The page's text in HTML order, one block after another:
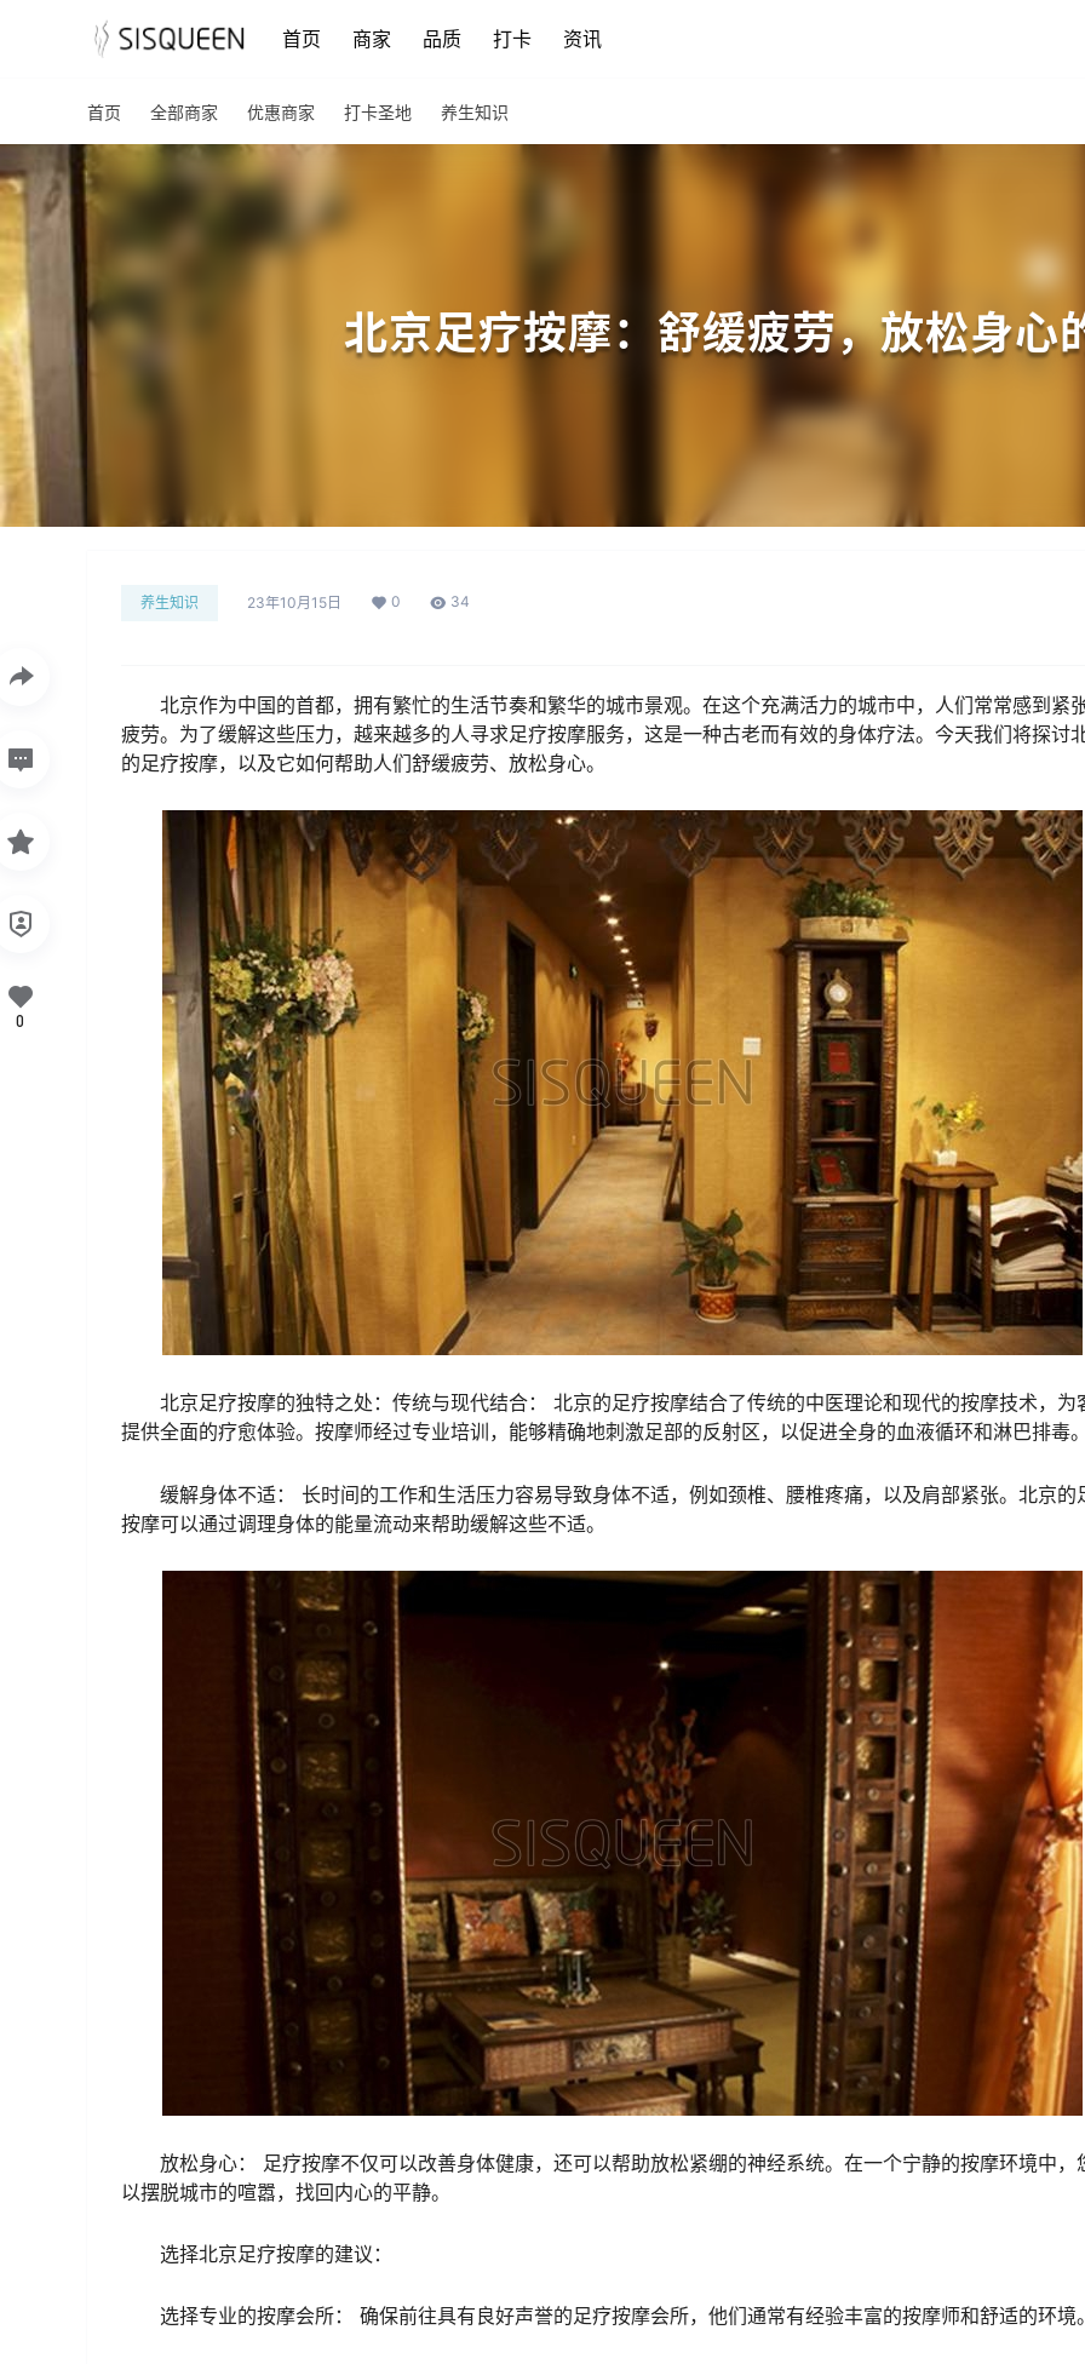
首页 商家 品质 打卡 资讯
首页 全部商家 优惠商家 打卡圣地 养生知识
北京足疗按摩：舒缓疲劳，放松身心
养生知识 23年10月15日 0 34
北京作为中国的首都，拥有繁忙的生活节奏和繁华的城市景观。在这个充满活力的城市中，人们常常感到紧
疲劳。为了缓解这些压力，越来越多的人寻求足疗按摩服务，这是一种古老而有效的身体疗法。今天我们将探讨
的足疗按摩，以及它如何帮助人们舒缓疲劳、放松身心。
北京足疗按摩的独特之处：传统与现代结合： 北京的足疗按摩结合了传统的中医理论和现代的按摩技术，为
提供全面的疗愈体验。按摩师经过专业培训，能够精确地刺激足部的反射区，以促进全身的血液循环和淋巴排毒
缓解身体不适： 长时间的工作和生活压力容易导致身体不适，例如颈椎、腰椎疼痛，以及肩部紧张。北京的
按摩可以通过调理身体的能量流动来帮助缓解这些不适。
放松身心： 足疗按摩不仅可以改善身体健康，还可以帮助放松紧绷的神经系统。在一个宁静的按摩环境中，
以摆脱城市的喧嚣，找回内心的平静。
选择北京足疗按摩的建议：
选择专业的按摩会所： 确保前往具有良好声誉的足疗按摩会所，他们通常有经验丰富的按摩师和舒适的环境
0